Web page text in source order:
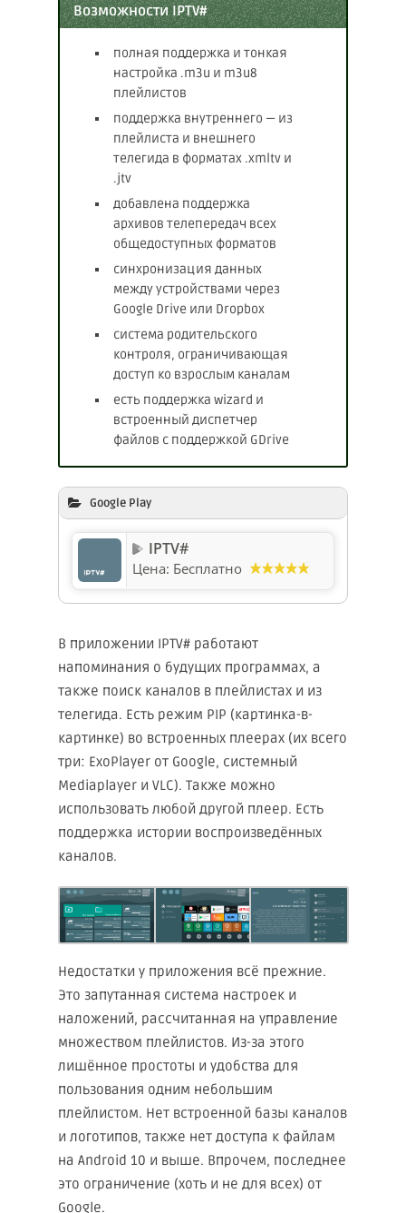
Возможности IPTV#
полная поддержка и тонкая
настройка .m3u и m3u8
плейлистов
поддержка внутреннего — из
плейлиста и внешнего
телегида в форматах .xmltv и
.jtv
добавлена поддержка
архивов телепередач всех
общедоступных форматов
синхронизация данных
между устройствами через
Google Drive или Dropbox
система родительского
контроля, ограничивающая
доступ ко взрослым каналам
есть поддержка wizard и
встроенный диспетчер
файлов с поддержкой GDrive
Google Play
IPTV#
Цена: Бесплатно
В приложении IPTV# работают
напоминания о будущих программах, а
также поиск каналов в плейлистах и из
телегида. Есть режим PIP (картинка-в-
картинке) во встроенных плеерах (их всего
три: ExoPlayer от Google, системный
Mediaplayer и VLC). Также можно
использовать любой другой плеер. Есть
поддержка истории воспроизведённых
каналов.
Недостатки у приложения всё прежние.
Это запутанная система настроек и
наложений, рассчитанная на управление
множеством плейлистов. Из-за этого
лишённое простоты и удобства для
пользования одним небольшим
плейлистом. Нет встроенной базы каналов
и логотипов, также нет доступа к файлам
на Android 10 и выше. Впрочем, последнее
это ограничение (хоть и не для всех) от
Google.